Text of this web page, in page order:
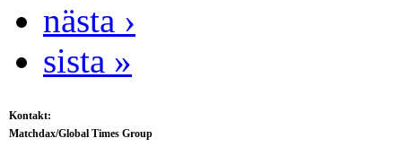
nästa ›
sista »
Kontakt:
Matchdax/Global Times Group